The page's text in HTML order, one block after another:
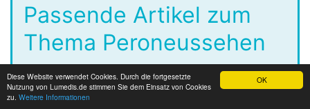
OK
Diese Website verwendet Cookies. Durch die fortgesetzte
Nutzung von Lumedis.de stimmen Sie dem Einsatz von Cookies
zu. Weitere Informationen
Passende Artikel zum
Thema Peroneussehen
Peroneussehne
Peroneusparese